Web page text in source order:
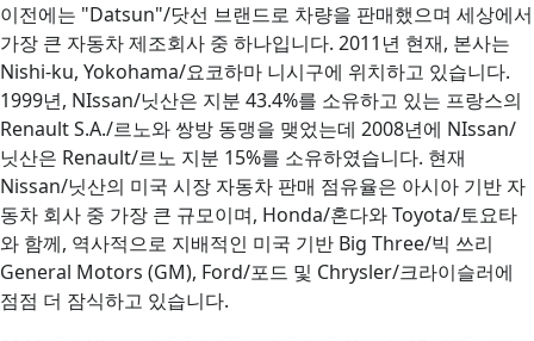
이전에는 "Datsun"/닷선 브랜드로 차량을 판매했으며 세상에서
가장 큰 자동차 제조회사 중 하나입니다. 2011년 현재, 본사는
Nishi-ku, Yokohama/요코하마 니시구에 위치하고 있습니다.
1999년, NIssan/닛산은 지분 43.4%를 소유하고 있는 프랑스의
Renault S.A./르노와 쌍방 동맹을 맺었는데 2008년에 NIssan/
닛산은 Renault/르노 지분 15%를 소유하였습니다. 현재
Nissan/닛산의 미국 시장 자동차 판매 점유율은 아시아 기반 자
동차 회사 중 가장 큰 규모이며, Honda/혼다와 Toyota/토요타
와 함께, 역사적으로 지배적인 미국 기반 Big Three/빅 쓰리
General Motors (GM), Ford/포드 및 Chrysler/크라이슬러에
점점 더 잠식하고 있습니다.